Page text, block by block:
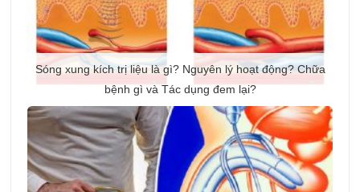
Sóng xung kích trị liệu là gì? Nguyên lý hoạt động? Chữa
bệnh gì và Tác dụng đem lại?